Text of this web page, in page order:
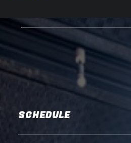
SCHEDULE